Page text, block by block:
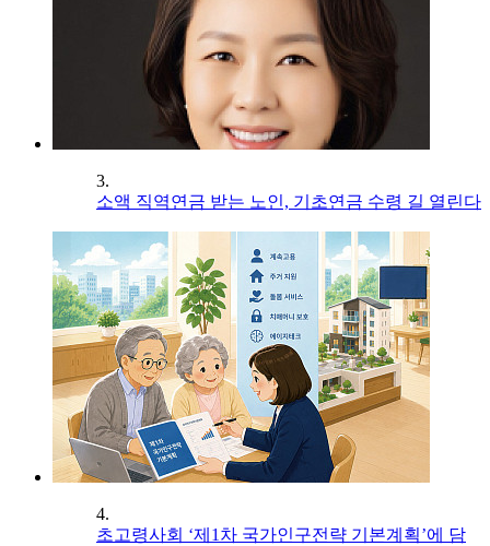
3.
소액 직역연금 받는 노인, 기초연금 수령 길 열린다
4.
초고령사회 ‘제1차 국가인구전략 기본계획’에 담